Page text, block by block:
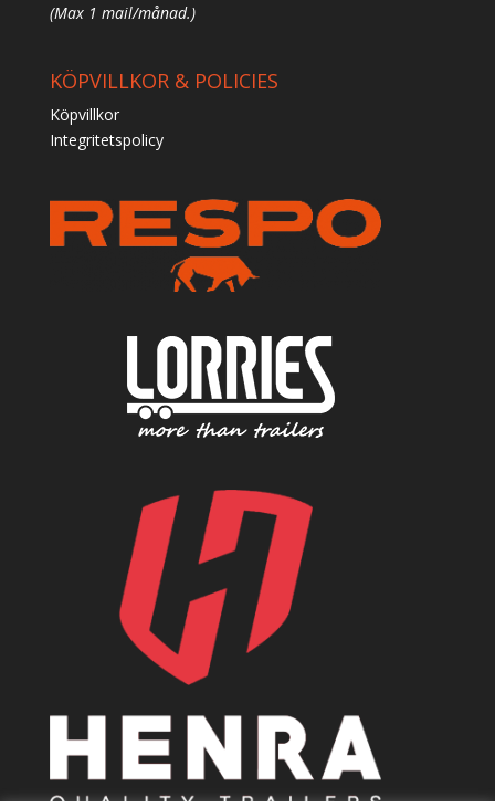
(Max 1 mail/månad.)
KÖPVILLKOR & POLICIES
Köpvillkor
Integritetspolicy